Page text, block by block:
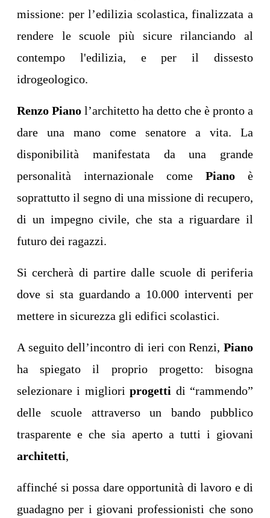
missione: per l’edilizia scolastica, finalizzata a
rendere le scuole più sicure rilanciando al
contempo l'edilizia, e per il dissesto
idrogeologico.
Renzo Piano l’architetto ha detto che è pronto a
dare una mano come senatore a vita. La
disponibilità manifestata da una grande
personalità internazionale come Piano è
soprattutto il segno di una missione di recupero,
di un impegno civile, che sta a riguardare il
futuro dei ragazzi.
Si cercherà di partire dalle scuole di periferia
dove si sta guardando a 10.000 interventi per
mettere in sicurezza gli edifici scolastici.
A seguito dell’incontro di ieri con Renzi, Piano
ha spiegato il proprio progetto: bisogna
selezionare i miglioriprogetti di “rammendo”
delle scuole attraverso un bando pubblico
trasparente e che sia aperto a tutti i giovani
architetti,
affinché si possa dare opportunità di lavoro e di
guadagno per i giovani professionisti che sono